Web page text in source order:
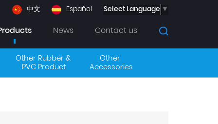
News Contact us
中文 Español Select Language ▼
Other Rubber &
PVC Product
Other
Accessories